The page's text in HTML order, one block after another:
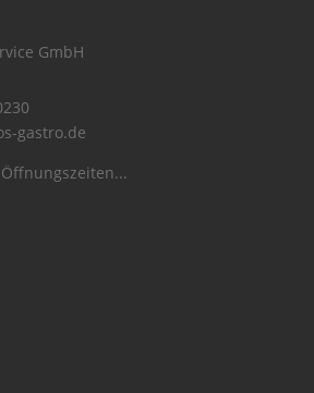
GmbH
gastro.de